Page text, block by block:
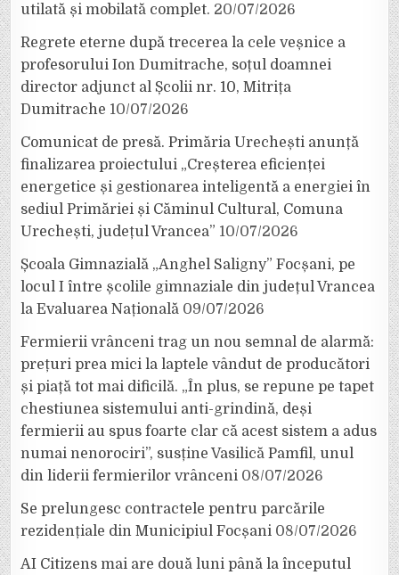
utilată și mobilată complet. 20/07/2026
Regrete eterne după trecerea la cele veșnice a
profesorului Ion Dumitrache, soțul doamnei
director adjunct al Școlii nr. 10, Mitrița
Dumitrache 10/07/2026
Comunicat de presă. Primăria Urechești anunță
finalizarea proiectului „Creșterea eficienței
energetice și gestionarea inteligentă a energiei în
sediul Primăriei și Căminul Cultural, Comuna
Urechești, județul Vrancea” 10/07/2026
Școala Gimnazială „Anghel Saligny” Focșani, pe
locul I între școlile gimnaziale din județul Vrancea
la Evaluarea Națională 09/07/2026
Fermierii vrânceni trag un nou semnal de alarmă:
prețuri prea mici la laptele vândut de producători
și piață tot mai dificilă. „În plus, se repune pe tapet
chestiunea sistemului anti-grindină, deși
fermierii au spus foarte clar că acest sistem a adus
numai nenorociri”, susține Vasilică Pamfil, unul
din liderii fermierilor vrânceni 08/07/2026
Se prelungesc contractele pentru parcările
rezidențiale din Municipiul Focșani 08/07/2026
AI Citizens mai are două luni până la începutul